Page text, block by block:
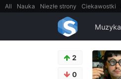
All Nauka Niezłe strony Ciekawostki
FilmyDokumentalne
Muzyka
2
0